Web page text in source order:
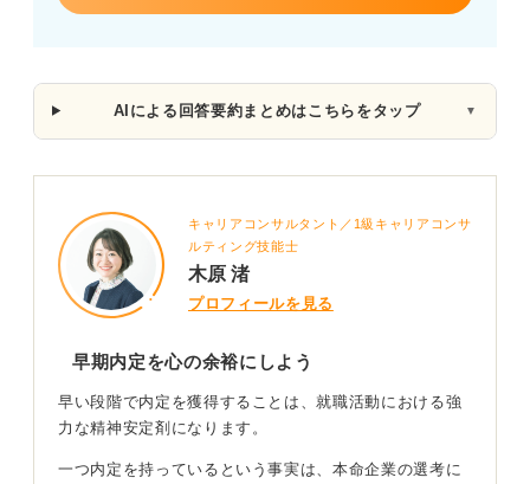
AIによる回答要約まとめはこちらをタップ ▼
キャリアコンサルタント／1級キャリアコンサ
ルティング技能士
木原 渚
プロフィールを見る
早期内定を心の余裕にしよう
早い段階で内定を獲得することは、就職活動における強
力な精神安定剤になります。
一つ内定を持っているという事実は、本命企業の選考に